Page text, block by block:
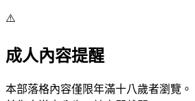
⚠️
成人內容提醒
本部落格內容僅限年滿十八歲者瀏覽。